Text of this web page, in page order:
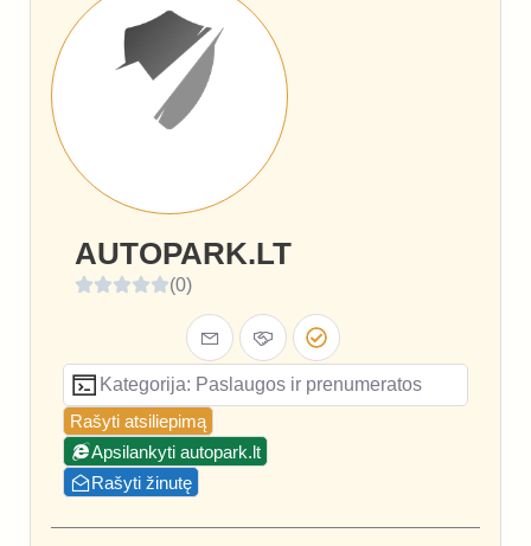
AUTOPARK.LT
(0)
Kategorija: Paslaugos ir prenumeratos
Rašyti atsiliepimą
Apsilankyti autopark.lt
Rašyti žinutę